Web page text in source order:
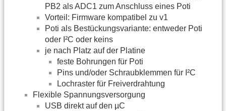
PB2 als ADC1 zum Anschluss eines Poti
Vorteil: Firmware kompatibel zu v1
Poti als Bestückungsvariante: entweder Poti
oder I²C oder keins
je nach Platz auf der Platine
feste Bohrungen für Poti
Pins und/oder Schraubklemmen für I²C
Lochraster für Freiverdrahtung
Flexible Spannungsversorgung
USB direkt auf den µC